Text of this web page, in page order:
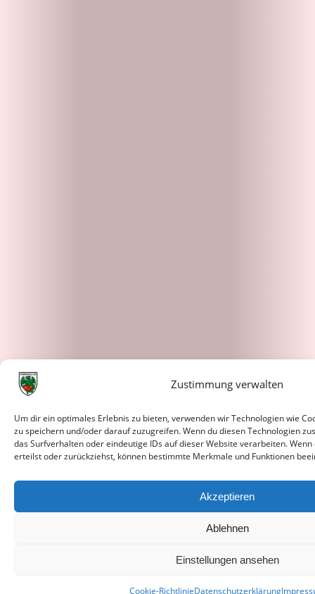
Zustimmung verwalten
Um dir ein optimales Erlebnis zu bieten, verwenden wir Technologien wie
zu speichern und/oder darauf zuzugreifen. Wenn du diesen Technologien
das Surfverhalten oder eindeutige IDs auf dieser Website verarbeiten.
erteilst oder zurückziehst, können bestimmte Merkmale und Funktionen
Akzeptieren
Ablehnen
Einstellungen ansehen
Cookie-RichtlinieDatenschutzerklärung